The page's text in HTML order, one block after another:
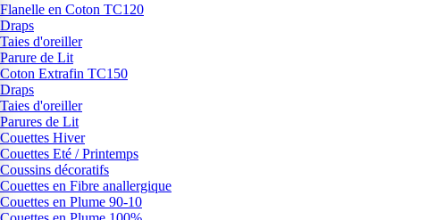
Flanelle en Coton TC120
Draps
Taies d'oreiller
Parure de Lit
Coton Extrafin TC150
Draps
Taies d'oreiller
Parures de Lit
Couettes Hiver
Couettes Eté / Printemps
Coussins décoratifs
Couettes en Fibre anallergique
Couettes en Plume 90-10